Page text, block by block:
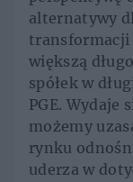
alternatywy
transformacji
większą
spółek w
PGE. Wydaje
możemy
rynku
uderza w